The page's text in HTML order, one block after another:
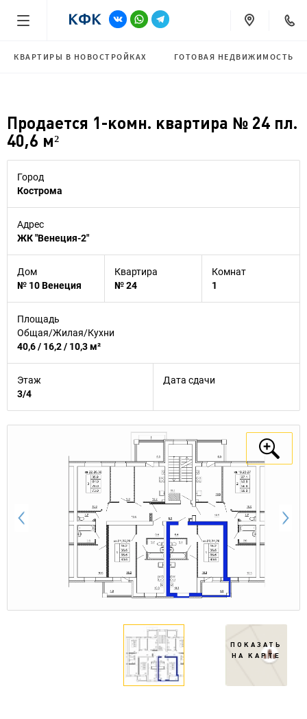
КВАРТИРЫ В НОВОСТРОЙКАХ ГОТОВАЯ НЕДВИЖИМОСТЬ
Продается 1-комн. квартира № 24 пл.
40,6 м²
Город
Кострома
Адрес
ЖК "Венеция-2"
Дом
№ 10 Венеция
Квартира
№ 24
Комнат
1
Площадь
Общая/Жилая/Кухни
40,6 / 16,2 / 10,3 м²
Этаж
3/4
Дата сдачи
ПОКАЗАТЬ
НА КАРТЕ